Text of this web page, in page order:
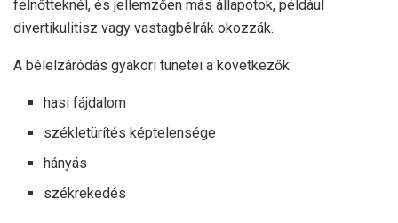
felnőtteknél, és jellemzően más állapotok, például
divertikulitisz vagy vastagbélrák okozzák.
A bélelzáródás gyakori tünetei a következők:
hasi fájdalom
székletürítés képtelensége
hányás
székrekedés